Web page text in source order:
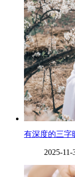
有深度的三字
2025-11-